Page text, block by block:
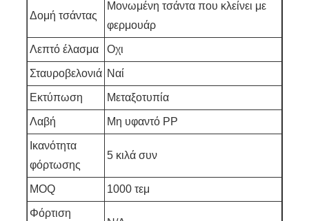
Δομή τσάντας
Μονωμένη τσάντα που κλείνει με
φερμουάρ
Λεπτό έλασμα Οχι
Σταυροβελονιά Ναί
Εκτύπωση Μεταξοτυπία
Λαβή Μη υφαντό PP
Ικανότητα
φόρτωσης
5 κιλά συν
MOQ 1000 τεμ
Φόρτιση